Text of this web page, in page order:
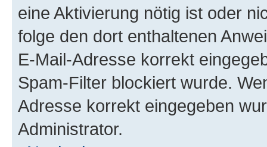
eine Aktivierung nötig ist oder
folge den dort enthaltenen
E-Mail-Adresse korrekt
Spam-Filter blockiert wurde.
Adresse korrekt eingegeben
Administrator.